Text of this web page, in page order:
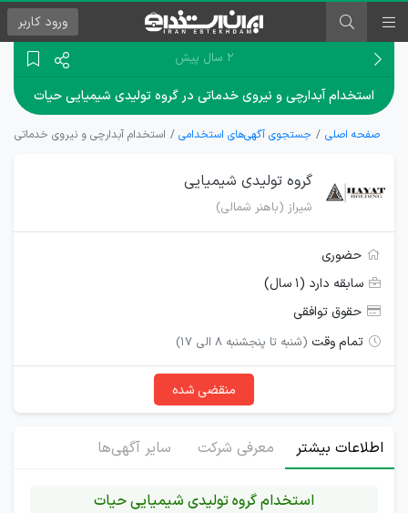
ورود کاربر
۲ سال پیش
استخدام آبدارچی و نیروی خدماتی در گروه تولیدی شیمیایی حیات
صفحه اصلی جستجوی آگهی‌های استخدامی استخدام آبدارچی و نیروی خدماتی
گروه تولیدی شیمیایی
شیراز (باهنر شمالی)
حضوری
سابقه دارد (۱ سال)
حقوق توافقی
تمام وقت (شنبه تا پنجشنبه 8 الی 17)
منقضی شده
اطلاعات بیشتر معرفی شرکت سایر آگهی‌ها
استخدام گروه تولیدی شیمیایی حیات